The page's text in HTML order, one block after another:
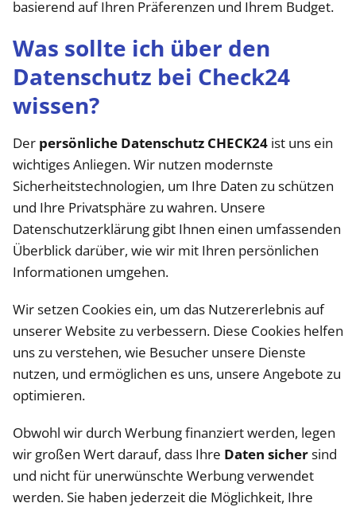
basierend auf Ihren Präferenzen und Ihrem Budget.
Was sollte ich über den
Datenschutz bei Check24
wissen?
Der persönliche Datenschutz CHECK24 ist uns ein
wichtiges Anliegen. Wir nutzen modernste
Sicherheitstechnologien, um Ihre Daten zu schützen
und Ihre Privatsphäre zu wahren. Unsere
Datenschutzerklärung gibt Ihnen einen umfassenden
Überblick darüber, wie wir mit Ihren persönlichen
Informationen umgehen.
Wir setzen Cookies ein, um das Nutzererlebnis auf
unserer Website zu verbessern. Diese Cookies helfen
uns zu verstehen, wie Besucher unsere Dienste
nutzen, und ermöglichen es uns, unsere Angebote zu
optimieren.
Obwohl wir durch Werbung finanziert werden, legen
wir großen Wert darauf, dass Ihre Daten sichersind
und nicht für unerwünschte Werbung verwendet
werden. Sie haben jederzeit die Möglichkeit, Ihre